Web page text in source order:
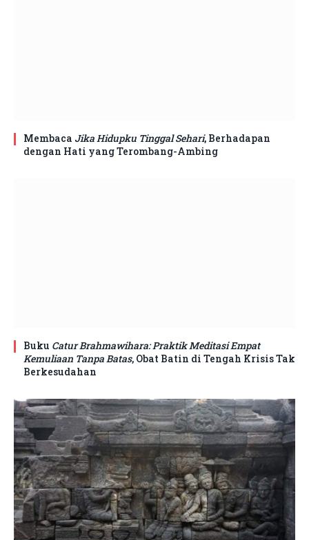
Membaca Jika Hidupku Tinggal Sehari, Berhadapan
dengan Hati yang Terombang-Ambing
Buku Catur Brahmawihara: Praktik Meditasi Empat
Kemuliaan Tanpa Batas, Obat Batin di Tengah Krisis Tak
Berkesudahan